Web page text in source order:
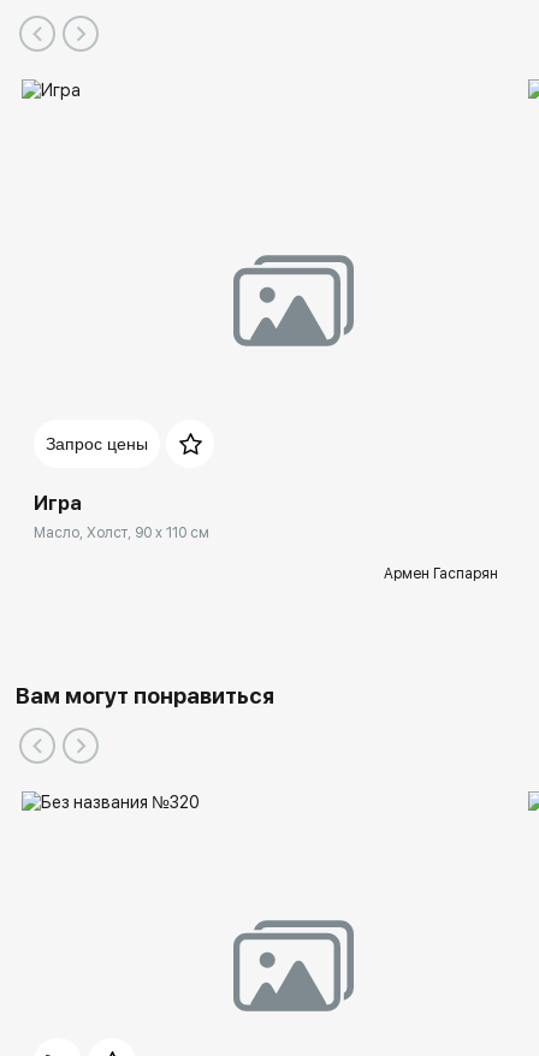
Запрос цены
Игра
Масло, Холст, 90 x 110 см
Армен Гаспарян
Вам могут понравиться